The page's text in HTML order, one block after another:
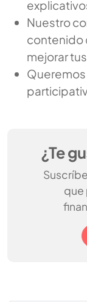
Nuestro
contenido
mejorar
¿Te
que